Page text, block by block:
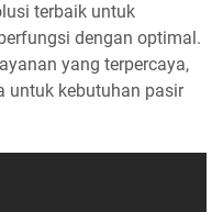
terbaik untuk
dengan optimal.
yang terpercaya,
untuk kebutuhan pasir